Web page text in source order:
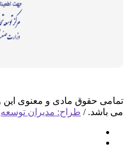
می باشد. / طراح: مدیران توسعه